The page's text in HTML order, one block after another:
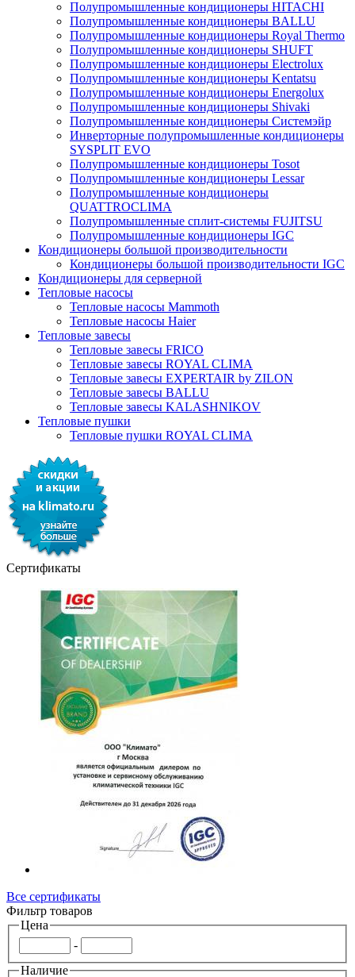
Полупромышленные кондиционеры HITACHI
Полупромышленные кондиционеры BALLU
Полупромышленные кондиционеры Royal Thermo
Полупромышленные кондиционеры SHUFT
Полупромышленные кондиционеры Electrolux
Полупромышленные кондиционеры Kentatsu
Полупромышленные кондиционеры Energolux
Полупромышленные кондиционеры Shivaki
Полупромышленные кондиционеры Системэйр
Инверторные полупромышленные кондиционеры
SYSPLIT EVO
Полупромышленные кондиционеры Tosot
Полупромышленные кондиционеры Lessar
Полупромышленные кондиционеры
QUATTROCLIMA
Полупромышленные сплит-системы FUJITSU
Полупромышленные кондиционеры IGC
Кондиционеры большой производительности
Кондиционеры большой производительности IGC
Кондиционеры для серверной
Тепловые насосы
Тепловые насосы Mammoth
Тепловые насосы Haier
Тепловые завесы
Тепловые завесы FRICO
Тепловые завесы ROYAL CLIMA
Тепловые завесы EXPERTAIR by ZILON
Тепловые завесы BALLU
Тепловые завесы KALASHNIKOV
Тепловые пушки
Тепловые пушки ROYAL CLIMA
Сертификаты
Все сертификаты
Фильтр товаров
Цена
-
Наличие